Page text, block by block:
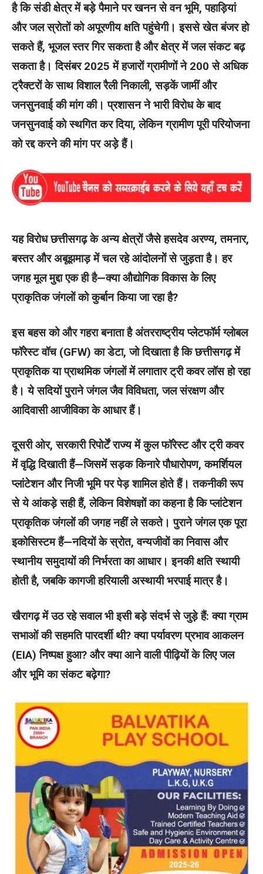
है कि संडी क्षेत्र में बड़े पैमाने पर खनन से वन भूमि, पहाड़ियां
और जल स्रोतों को अपूरणीय क्षति पहुंचेगी। इससे खेत बंजर हो
सकते हैं, भूजल स्तर गिर सकता है और क्षेत्र में जल संकट बढ़
सकता है। दिसंबर 2025 में हजारों ग्रामीणों ने 200 से अधिक
ट्रैक्टरों के साथ विशाल रैली निकाली, सड़कें जामीं और
जनसुनवाई की मांग की। प्रशासन ने भारी विरोध के बाद
जनसुनवाई को स्थगित कर दिया, लेकिन ग्रामीण पूरी परियोजना
को रद्द करने की मांग पर अड़े हैं।
यह विरोध छत्तीसगढ़ के अन्य क्षेत्रों जैसे हसदेव अरण्य, तमनार,
बस्तर और अबूझमाड़ में चल रहे आंदोलनों से जुड़ता है। हर
जगह मूल मुद्दा एक ही है—क्या औद्योगिक विकास के लिए
प्राकृतिक जंगलों को कुर्बान किया जा रहा है?
इस बहस को और गहरा बनाता है अंतरराष्ट्रीय प्लेटफॉर्म ग्लोबल
फॉरेस्ट वॉच (GFW) का डेटा, जो दिखाता है कि छत्तीसगढ़ में
प्राकृतिक या प्राथमिक जंगलों में लगातार ट्री कवर लॉस हो रहा
है। ये सदियों पुराने जंगल जैव विविधता, जल संरक्षण और
आदिवासी आजीविका के आधार हैं।
दूसरी ओर, सरकारी रिपोर्टें राज्य में कुल फॉरेस्ट और ट्री कवर
में वृद्धि दिखाती हैं—जिसमें सड़क किनारे पौधारोपण, कमर्शियल
प्लांटेशन और निजी भूमि पर पेड़ शामिल होते हैं। तकनीकी रूप
से ये आंकड़े सही हैं, लेकिन विशेषज्ञों का कहना है कि प्लांटेशन
प्राकृतिक जंगलों की जगह नहीं ले सकते। पुराने जंगल एक पूरा
इकोसिस्टम हैं—नदियों के स्रोत, वन्यजीवों का निवास और
स्थानीय समुदायों की निर्भरता का आधार। इनकी क्षति स्थायी
होती है, जबकि कागजी हरियाली अस्थायी भरपाई मात्र है।
खैरागढ़ में उठ रहे सवाल भी इसी बड़े संदर्भ से जुड़े हैं: क्या ग्राम
सभाओं की सहमति पारदर्शी थी? क्या पर्यावरण प्रभाव आकलन
(EIA) निष्पक्ष हुआ? और क्या आने वाली पीढ़ियों के लिए जल
और भूमि का संकट बढ़ेगा?